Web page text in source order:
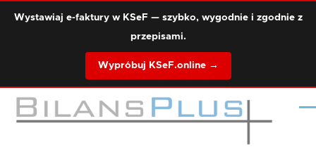
Wystawiaj e-faktury w KSeF — szybko, wygodnie i zgodnie z
przepisami.
Wypróbuj KSeF.online →